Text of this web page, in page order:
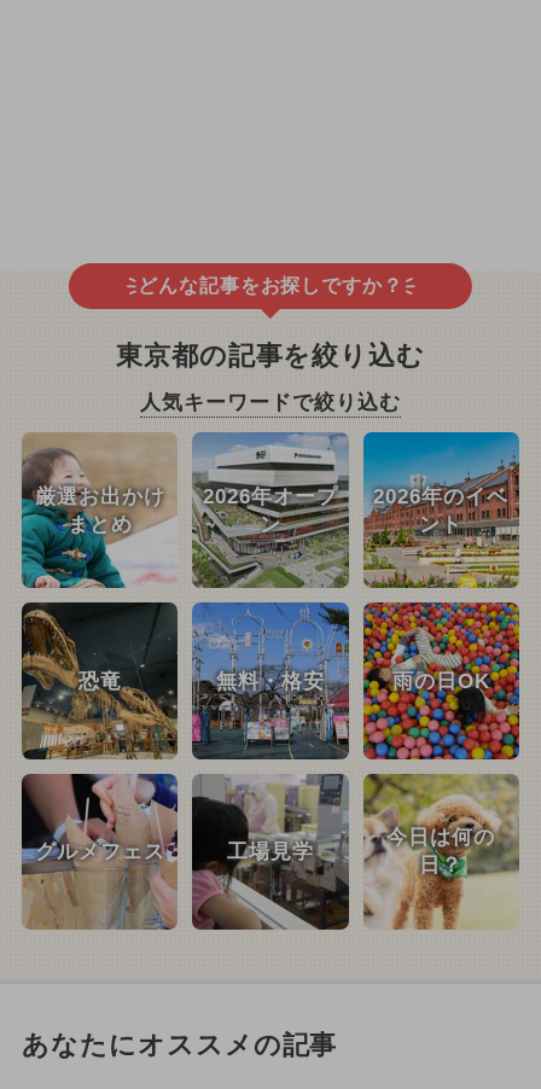
どんな記事をお探しですか？
東京都の記事を絞り込む
人気キーワードで絞り込む
厳選お出かけ
まとめ
2026年オープ
ン
2026年のイベ
ント
恐竜 無料・格安 雨の日OK
グルメフェス 工場見学
今日は何の
日？
あなたにオススメの記事